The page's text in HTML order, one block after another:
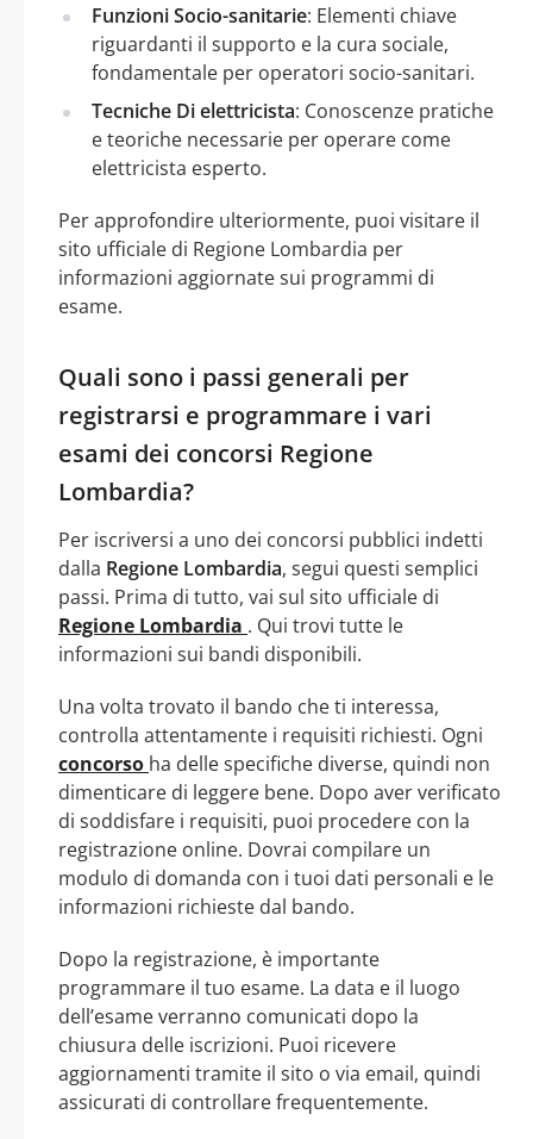
Funzioni Socio-sanitarie: Elementi chiave
riguardanti il supporto e la cura sociale,
fondamentale per operatori socio-sanitari.
Tecniche Di elettricista: Conoscenze pratiche
e teoriche necessarie per operare come
elettricista esperto.
Per approfondire ulteriormente, puoi visitare il
sito ufficiale di Regione Lombardia per
informazioni aggiornate sui programmi di
esame.
Quali sono i passi generali per
registrarsi e programmare i vari
esami dei concorsi Regione
Lombardia?
Per iscriversi a uno dei concorsi pubblici indetti
dalla Regione Lombardia, segui questi semplici
passi. Prima di tutto, vai sul sito ufficiale di
Regione Lombardia . Qui trovi tutte le
informazioni sui bandi disponibili.
Una volta trovato il bando che ti interessa,
controlla attentamente i requisiti richiesti. Ogni
concorso ha delle specifiche diverse, quindi non
dimenticare di leggere bene. Dopo aver verificato
di soddisfare i requisiti, puoi procedere con la
registrazione online. Dovrai compilare un
modulo di domanda con i tuoi dati personali e le
informazioni richieste dal bando.
Dopo la registrazione, è importante
programmare il tuo esame. La data e il luogo
dell’esame verranno comunicati dopo la
chiusura delle iscrizioni. Puoi ricevere
aggiornamenti tramite il sito o via email, quindi
assicurati di controllare frequentemente.